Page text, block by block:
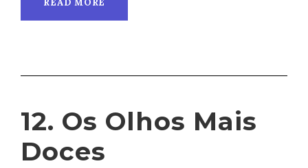
12. Os Olhos Mais
Doces